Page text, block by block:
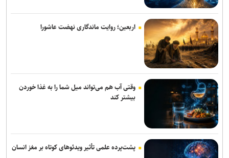
اربعین؛ روایت ماندگاری نهضت عاشورا
وقتی آب هم می‌تواند میل شما را به غذا خوردن
بیشتر کند
پشت‌پرده علمی تأثیر ویدئو‌های کوتاه بر مغز انسان